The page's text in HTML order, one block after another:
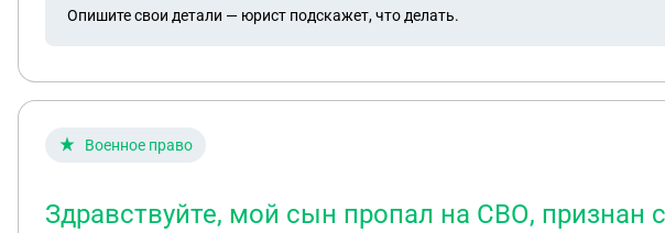
Опишите свои детали — юрист подскажет, что делать.
Военное право
Здравствуйте, мой сын пропал на СВО,